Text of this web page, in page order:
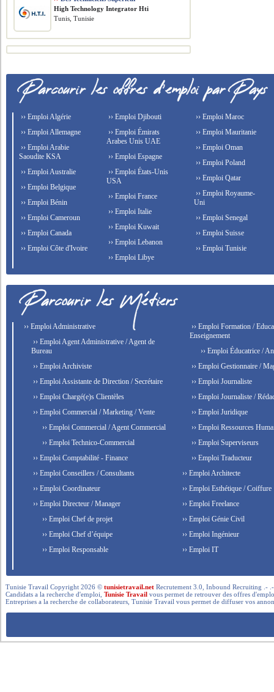
High Technology Integrator Hti
Tunis, Tunisie
›› Emploi Algérie
›› Emploi Allemagne
›› Emploi Arabie
Saoudite KSA
›› Emploi Australie
›› Emploi Belgique
›› Emploi Bénin
›› Emploi Cameroun
›› Emploi Canada
›› Emploi Côte d'Ivoire
›› Emploi Djibouti
›› Emploi Émirats
Arabes Unis UAE
›› Emploi Espagne
›› Emploi États-Unis
USA
›› Emploi France
›› Emploi Italie
›› Emploi Kuwait
›› Emploi Lebanon
›› Emploi Libye
›› Emploi Maroc
›› Emploi Mauritanie
›› Emploi Oman
›› Emploi Poland
›› Emploi Qatar
›› Emploi Royaume-
Uni
›› Emploi Senegal
›› Emploi Suisse
›› Emploi Tunisie
›› Emploi Administrative
›› Emploi Agent Administrative / Agent de
Bureau
›› Emploi Archiviste
›› Emploi Assistante de Direction / Secrétaire
›› Emploi Chargé(e)s Clientèles
›› Emploi Commercial / Marketing / Vente
›› Emploi Commercial / Agent Commercial
›› Emploi Technico-Commercial
›› Emploi Comptabilité - Finance
›› Emploi Conseillers / Consultants
›› Emploi Coordinateur
›› Emploi Directeur / Manager
›› Emploi Chef de projet
›› Emploi Chef d’équipe
›› Emploi Responsable
›› Emploi Formation /
Enseignement
›› Emploi Éducatrice /
›› Emploi Gestionnaire /
›› Emploi Journaliste
›› Emploi Journaliste /
›› Emploi Juridique
›› Emploi Ressources
›› Emploi Superviseurs
›› Emploi Traducteur
›› Emploi Architecte
›› Emploi Esthétique / Coiffure
›› Emploi Freelance
›› Emploi Génie Civil
›› Emploi Ingénieur
›› Emploi IT
Tunisie Travail Copyright 2026 ©tunisietravail.net Recrutement 3.0, Inbound Recruiting .-
Candidats a la recherche d'emploi,Tunisie Travail vous permet de retrouver des offres
Entreprises a la recherche de collaborateurs, Tunisie Travail vous permet de diffuser vos